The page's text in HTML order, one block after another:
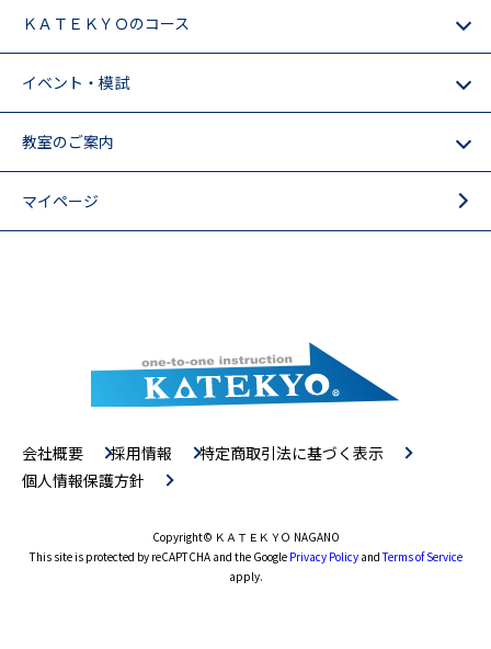
ＫＡＴＥＫＹＯのコース
イベント・模試
教室のご案内
マイページ
会社概要 採用情報
特定商取引法に基づく表示
個人情報保護方針
Copyright© ＫＡＴＥＫＹＯ NAGANO
This site is protected by reCAPTCHA and the Google Privacy PolicyandTerms of Service
apply.